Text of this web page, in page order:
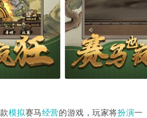
模拟赛马经营的游戏，玩家将扮演一